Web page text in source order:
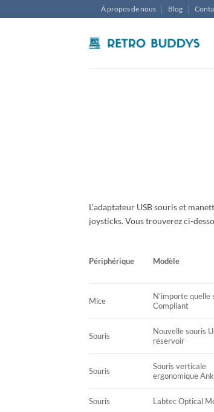
au
À propos de nous Blog
L’adaptateur USB souris et
joysticks. Vous trouverez ci-
Périphérique Modèle
Mice
N’importe quelle
Compliant
Souris
Nouvelle souris
réservoir
Souris
Souris verticale
ergonomique
Souris Labtec Optical